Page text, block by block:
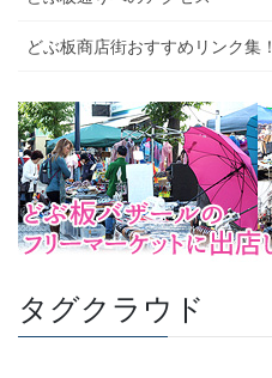
どぶ板商店街おすすめリンク集！
タグクラウド